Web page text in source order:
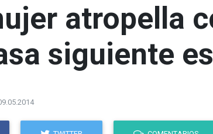
atropella
siguiente
09.05.2014